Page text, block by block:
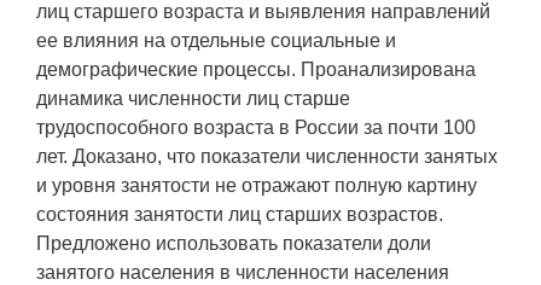
лиц старшего возраста и выявления направлений
ее влияния на отдельные социальные и
демографические процессы. Проанализирована
динамика численности лиц старше
трудоспособного возраста в России за почти 100
лет. Доказано, что показатели численности занятых
и уровня занятости не отражают полную картину
состояния занятости лиц старших возрастов.
Предложено использовать показатели доли
занятого населения в численности населения